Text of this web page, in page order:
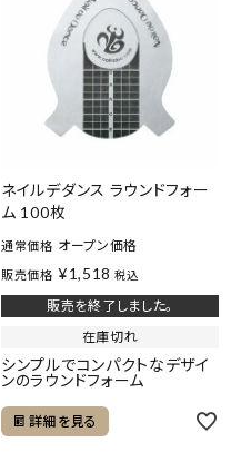
ネイルデダンス ラウンドフォー
ム 100枚
通常価格 オープン価格
販売価格 ¥1,518 税込
販売を終了しました。
在庫切れ
シンプルでコンパクトなデザイ
ンのラウンドフォーム
詳細を見る